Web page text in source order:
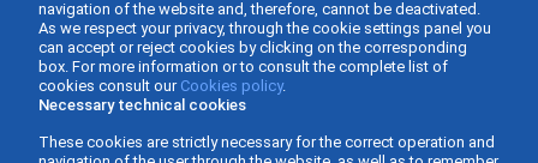
navigation of the website and, therefore, cannot be deactivated.
As we respect your privacy, through the cookie settings panel you
can accept or reject cookies by clicking on the corresponding
box. For more information or to consult the complete list of
cookies consult our Cookies policy.
Necessary technical cookies
These cookies are strictly necessary for the correct operation and